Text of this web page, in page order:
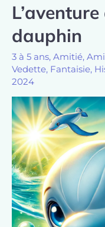
dauphin
3 à 5 ans, Amitié,
Vedette, Fantaisie,
2024